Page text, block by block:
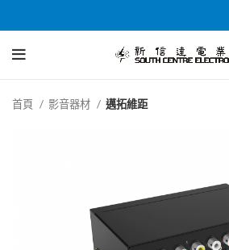
首頁 影音器材 邁拓維距